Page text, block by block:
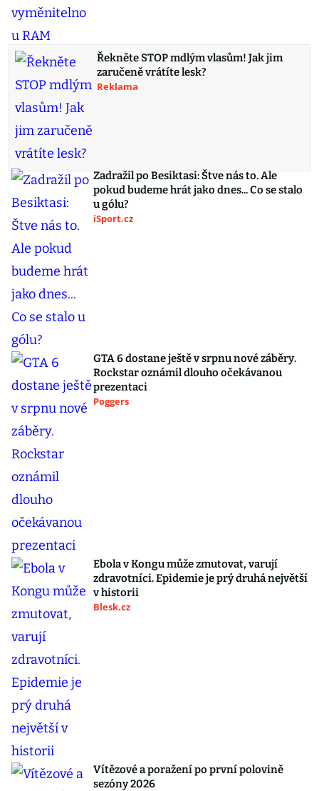
Řekněte STOP mdlým vlasům! Jak jim
zaručeně vrátíte lesk?
Reklama
Zadražil po Besiktasi: Štve nás to. Ale
pokud budeme hrát jako dnes... Co se stalo
u gólu?
iSport.cz
GTA 6 dostane ještě v srpnu nové záběry.
Rockstar oznámil dlouho očekávanou
prezentaci
Poggers
Ebola v Kongu může zmutovat, varují
zdravotníci. Epidemie je prý druhá největší
v historii
Blesk.cz
Vítězové a poražení po první polovině
sezóny 2026